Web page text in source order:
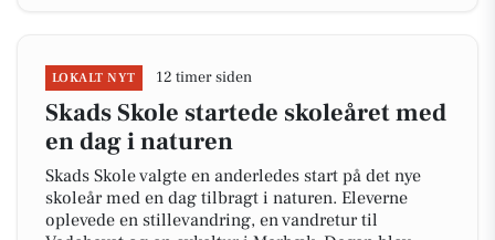
LOKALT NYT 12 timer siden
Skads Skole startede skoleåret med
en dag i naturen
Skads Skole valgte en anderledes start på det nye
skoleår med en dag tilbragt i naturen. Eleverne
oplevede en stillevandring, en vandretur til